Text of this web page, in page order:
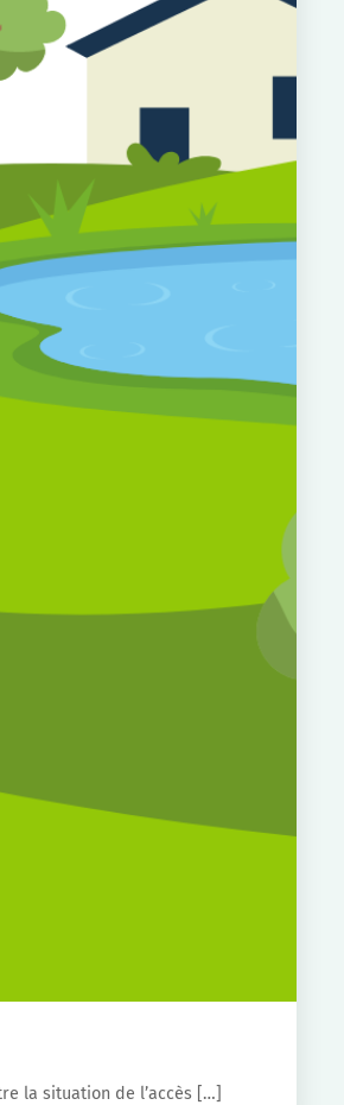
la situation de l’accès […]